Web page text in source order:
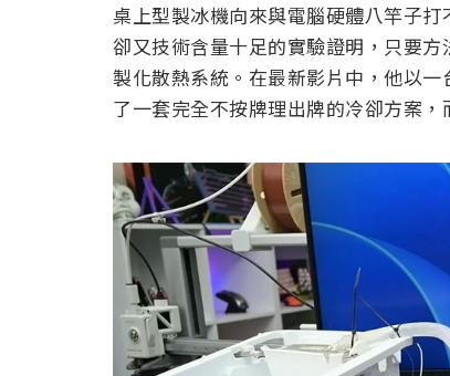
桌上型製冰機向來與電腦硬體八竿子
卻又技術含量十足的實驗證明，只要
製化散熱系統。在最新影片中，他以
了一套完全不按牌理出牌的冷卻方案